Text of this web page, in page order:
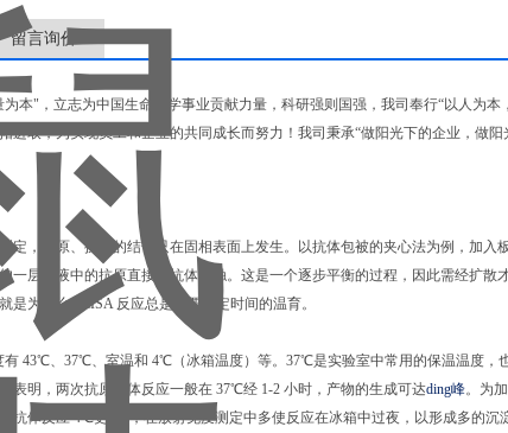
留言询价
为本"，立志为中国生命科学事业贡献力量，科研强则国强，我司奉行“以人为本
进取，为实现员工和企业的共同成长而努力！我司秉承“做阳光下的企业，做
定，抗原、抗体的结合只在固相表面上发生。以抗体包被的夹心法为例，加
一层溶液中的抗原直接与抗体接触。这是一个逐步平衡的过程，因此需经扩
是为什么 ELISA 反应总是需要一定时间的温育。
有 43℃、37℃、室温和 4℃（冰箱温度）等。37℃是实验室中常用的保温温度，
表明，两次抗原抗体反应一般在 37℃经 1-2 小时，产物的生成可达ding峰。为
抗体反应 4℃更为*，在放射免疫测定中多使反应在冰箱中过夜，以形成多的沉